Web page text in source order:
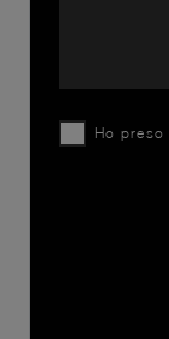
Ho preso